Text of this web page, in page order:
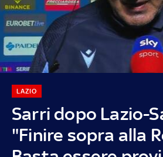
Sarri dopo Lazio-
"Finire sopra alla
LAZIO